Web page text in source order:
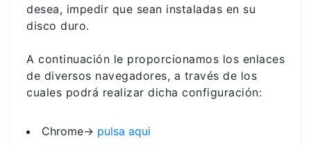
desea, impedir que sean instaladas en su
disco duro.
A continuación le proporcionamos los enlaces
de diversos navegadores, a través de los
cuales podrá realizar dicha configuración:
Chrome-> pulsa aqui